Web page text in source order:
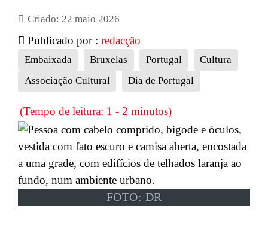
Criado: 22 maio 2026
Publicado por : redacção
Embaixada Bruxelas Portugal
Cultura
Associação Cultural
Dia de Portugal
(Tempo de leitura: 1 - 2 minutos)
FOTO: DR